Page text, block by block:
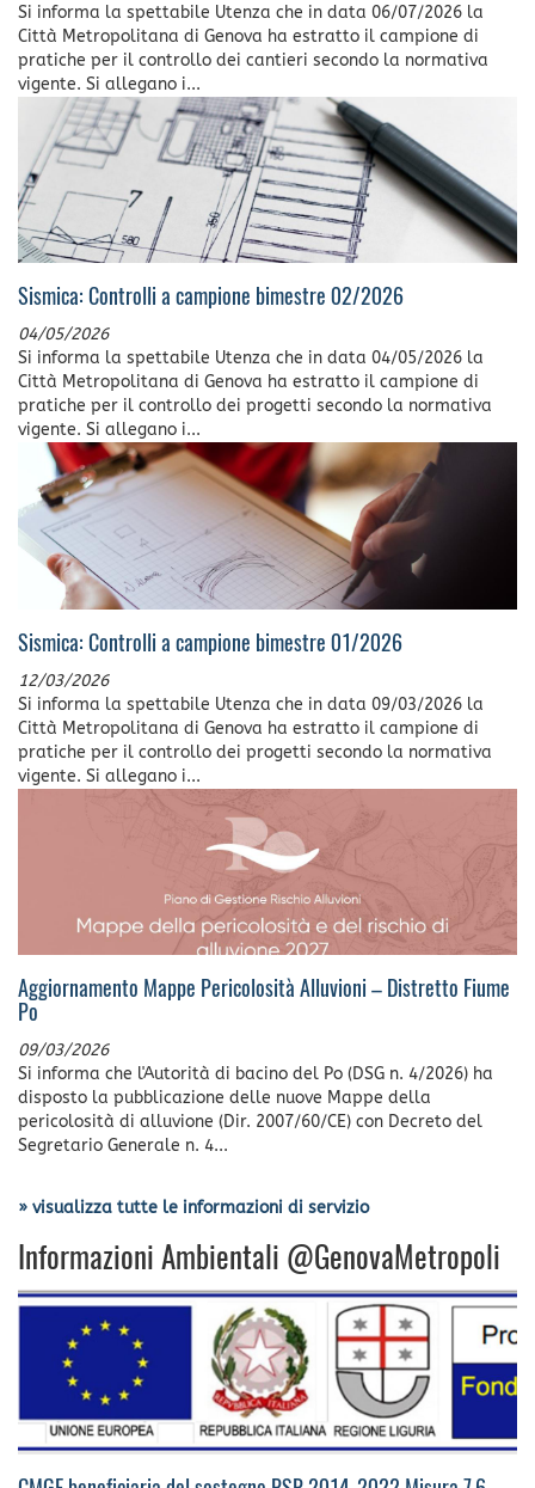
Si informa la spettabile Utenza che in data 06/07/2026 la
Città Metropolitana di Genova ha estratto il campione di
pratiche per il controllo dei cantieri secondo la normativa
vigente. Si allegano i...
Sismica: Controlli a campione bimestre 02/2026
04/05/2026
Si informa la spettabile Utenza che in data 04/05/2026 la
Città Metropolitana di Genova ha estratto il campione di
pratiche per il controllo dei progetti secondo la normativa
vigente. Si allegano i...
Sismica: Controlli a campione bimestre 01/2026
12/03/2026
Si informa la spettabile Utenza che in data 09/03/2026 la
Città Metropolitana di Genova ha estratto il campione di
pratiche per il controllo dei progetti secondo la normativa
vigente. Si allegano i...
Aggiornamento Mappe Pericolosità Alluvioni – Distretto Fiume
Po
09/03/2026
Si informa che l'Autorità di bacino del Po (DSG n. 4/2026) ha
disposto la pubblicazione delle nuove Mappe della
pericolosità di alluvione (Dir. 2007/60/CE) con Decreto del
Segretario Generale n. 4...
» visualizza tutte le informazioni di servizio
Informazioni Ambientali @GenovaMetropoli